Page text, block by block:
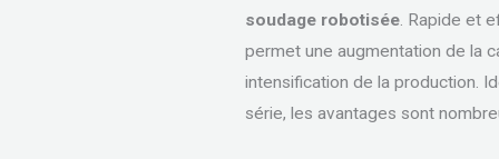
soudage robotisée. Rapide et
permet une augmentation de la
intensification de la production.
série, les avantages sont